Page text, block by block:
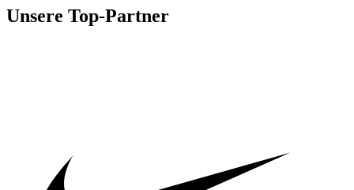
Unsere Top-Partner